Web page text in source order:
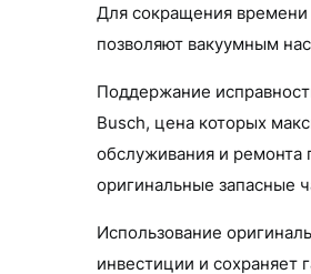
Для сокращения времени
позволяют вакуумным
Поддержание
Busch, цена которых
обслуживания и ремонта
оригинальные запасные
Использование
инвестиции и сохраняет